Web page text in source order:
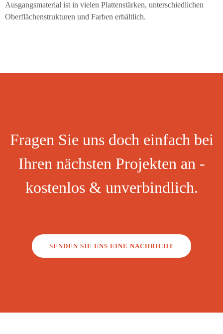
Ausgangsmaterial ist in vielen Plattenstärken, unterschiedlichen
Oberflächenstrukturen und Farben erhältlich.
Fragen Sie uns doch einfach bei
Ihren nächsten Projekten an -
kostenlos & unverbindlich.
SENDEN SIE UNS EINE NACHRICHT